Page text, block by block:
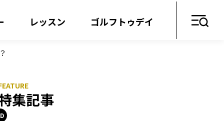
レッスン ゴルフトゥデイ
集記事